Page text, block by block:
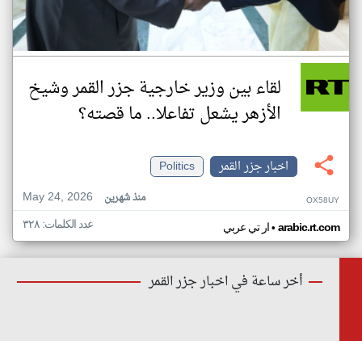
لقاء بين وزير خارجية جزر القمر وشيخ
الأزهر يشعل تفاعلا.. ما قصته؟
اخبار جزر القمر
Politics
May 24, 2026
منذ شهرين OX58UY
ار تي عربي• arabic.rt.com عدد الكلمات: ٣٢٨
أخر ساعة في اخبار جزر القمر